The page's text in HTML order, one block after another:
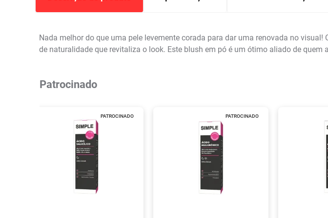
Nada melhor do que uma pele levemente corada para dar uma renovada no
de naturalidade que revitaliza o look. Este blush em pó é um ótimo aliado de quem
Patrocinado
PATROCINADO PATROCINADO